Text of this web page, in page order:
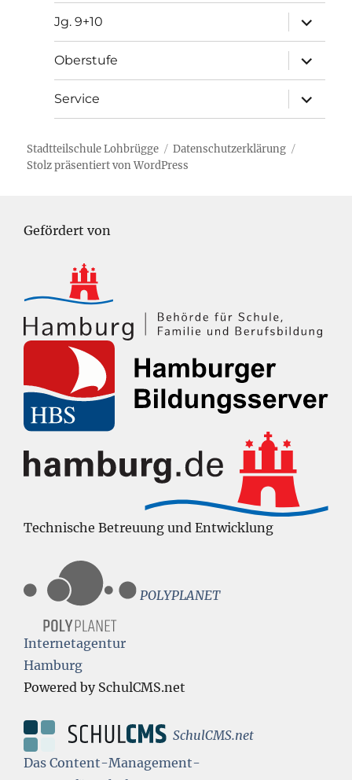
Jg. 9+10
öffnen
Oberstufe
öffnen
Service
öffnen
Stadtteilschule Lohbrügge
Datenschutzerklärung
Stolz präsentiert von WordPress
Gefördert von
Technische Betreuung und Entwicklung
POLYPLANET
Internetagentur
Hamburg
Powered by SchulCMS.net
SchulCMS.net
Das Content-Management-